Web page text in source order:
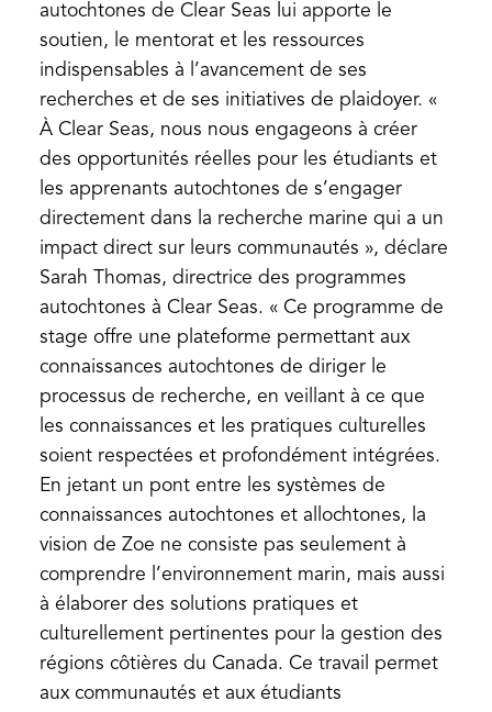
autochtones de Clear Seas lui apporte le
soutien, le mentorat et les ressources
indispensables à l’avancement de ses
recherches et de ses initiatives de plaidoyer. «
À Clear Seas, nous nous engageons à créer
des opportunités réelles pour les étudiants et
les apprenants autochtones de s’engager
directement dans la recherche marine qui a un
impact direct sur leurs communautés », déclare
Sarah Thomas, directrice des programmes
autochtones à Clear Seas. « Ce programme de
stage offre une plateforme permettant aux
connaissances autochtones de diriger le
processus de recherche, en veillant à ce que
les connaissances et les pratiques culturelles
soient respectées et profondément intégrées.
En jetant un pont entre les systèmes de
connaissances autochtones et allochtones, la
vision de Zoe ne consiste pas seulement à
comprendre l’environnement marin, mais aussi
à élaborer des solutions pratiques et
culturellement pertinentes pour la gestion des
régions côtières du Canada. Ce travail permet
aux communautés et aux étudiants